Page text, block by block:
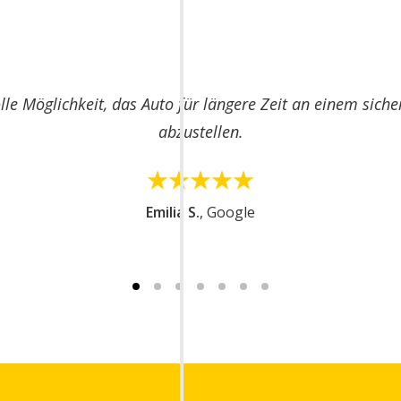
ist sehr gut erreichbar, die An- und Abfahrt ist
Ich nutze die Dienste von MR.PARKIT häufig,